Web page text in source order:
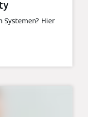
Systemen? Hier